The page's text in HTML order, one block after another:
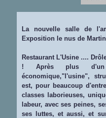
La nouvelle salle de
Exposition le nus de
Restaurant L'Usine ....
! Après plus d'un
économique,"l'usine",
est, pour beaucoup
classes laborieuses,
labeur, avec ses peines,
ses luttes, et aussi, et